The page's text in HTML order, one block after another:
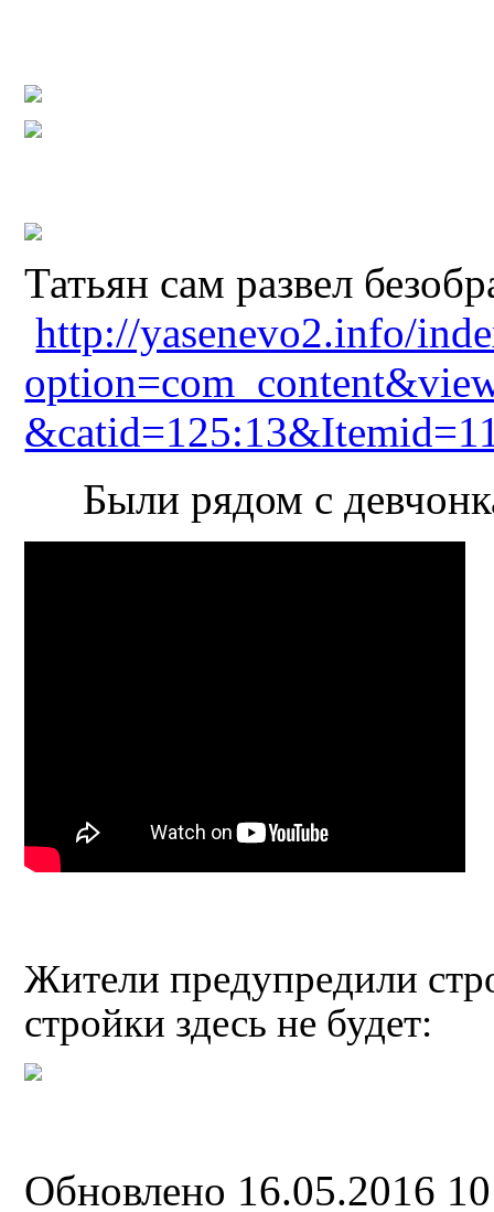
Татьян сам развел
http://yasenevo2.info/
Были рядом с
Жители предупредили
стройки здесь не будет:
Обновлено 16.05.2016